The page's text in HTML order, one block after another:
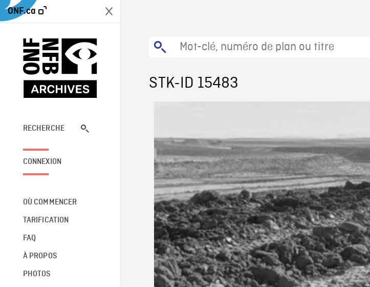
ONF.ca
RECHERCHE
CONNEXION
OÙ COMMENCER
TARIFICATION
FAQ
À PROPOS
PHOTOS
STK-ID 15483